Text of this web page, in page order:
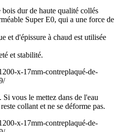
dur de haute qualité collés
Super E0, qui a une force de
et d'épissure à chaud est utilisée
et stabilité.
vous le mettez dans de l'eau
collant et ne se déforme pas.